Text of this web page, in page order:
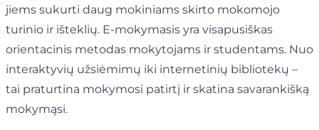
jiems sukurti daug mokiniams skirto mokomojo
turinio ir išteklių. E-mokymasis yra visapusiškas
orientacinis metodas mokytojams ir studentams. Nuo
interaktyvių užsiėmimų iki internetinių bibliotekų –
tai praturtina mokymosi patirtį ir skatina savarankišką
mokymąsi.